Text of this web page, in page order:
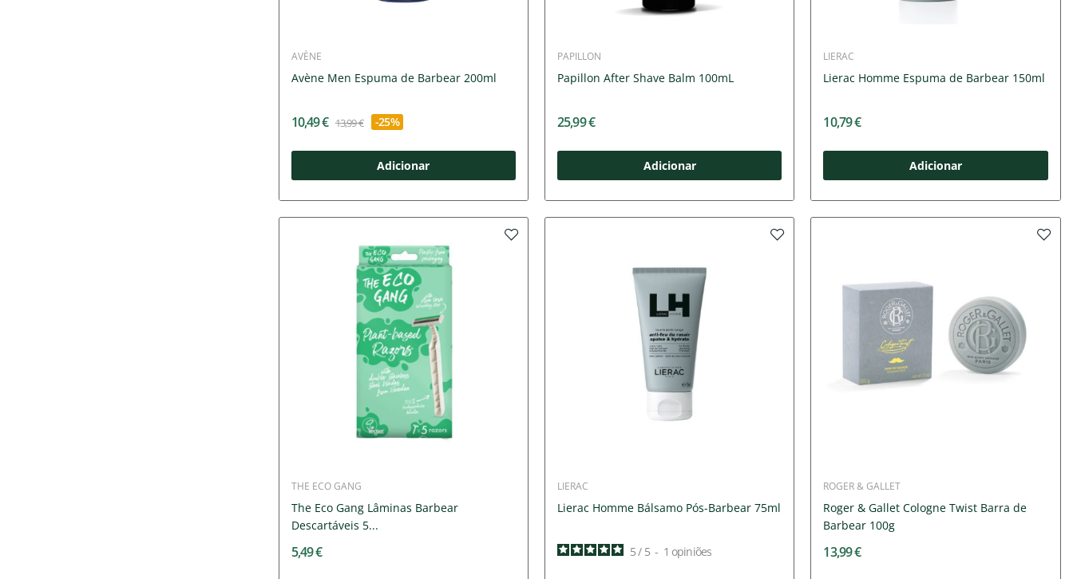
AVÈNE
Avène Men Espuma de Barbear 200ml
10,49 € 13,99 € -25%
Adicionar
PAPILLON
Papillon After Shave Balm 100mL
25,99 €
Adicionar
LIERAC
Lierac Homme Espuma de Barbear 150ml
10,79 €
Adicionar
THE ECO GANG
The Eco Gang Lâminas Barbear
Descartáveis 5...
5,49 €
LIERAC
Lierac Homme Bálsamo Pós-Barbear 75ml
5/ 5 - 1 opiniões
ROGER & GALLET
Roger & Gallet Cologne Twist Barra de
Barbear 100g
13,99 €